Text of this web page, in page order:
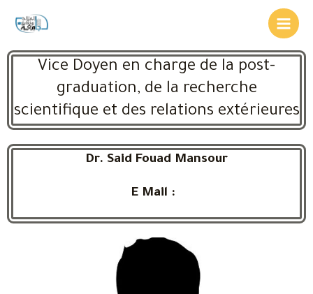
Vice Doyen en charge de la post-
graduation, de la recherche
scientifique et des relations extérieures
Dr. Said Fouad Mansour
E Mail :